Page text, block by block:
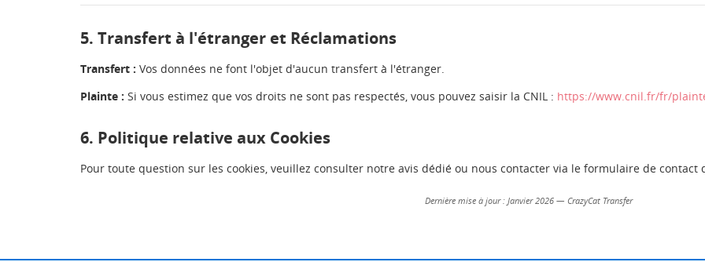
5. Transfert à l'étranger et Réclamations
Transfert : Vos données ne font l'objet d'aucun transfert à l'étranger.
Plainte : Si vous estimez que vos droits ne sont pas respectés, vous pouvez saisir la CNIL : https://www.cnil.fr/fr/
6. Politique relative aux Cookies
Pour toute question sur les cookies, veuillez consulter notre avis dédié ou nous contacter via le formulaire de contact
Dernière mise à jour : Janvier 2026 — CrazyCat Transfer